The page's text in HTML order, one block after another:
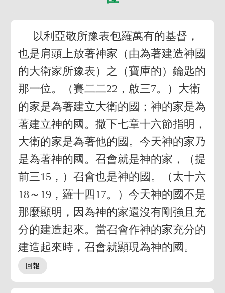
以利亞敬所豫表包羅萬有的基督，
也是肩頭上放著神家（由為著建造神國
的大衛家所豫表）之（寶庫的）鑰匙的
那一位。（賽二二22，啟三7。）大衛
的家是為著建立大衛的國；神的家是為
著建立神的國。撒下七章十六節指明，
大衛的家是為著他的國。今天神的家乃
是為著神的國。召會就是神的家，（提
前三15，）召會也是神的國。（太十六
18～19，羅十四17。）今天神的國不是
那麼顯明，因為神的家還沒有剛強且充
分的建造起來。當召會作神的家充分的
建造起來時，召會就顯現為神的國。